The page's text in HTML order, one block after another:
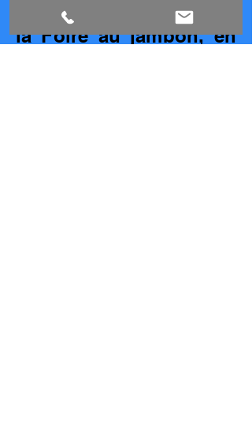
10h30 dans le cadre de
la Foire au jambon, en